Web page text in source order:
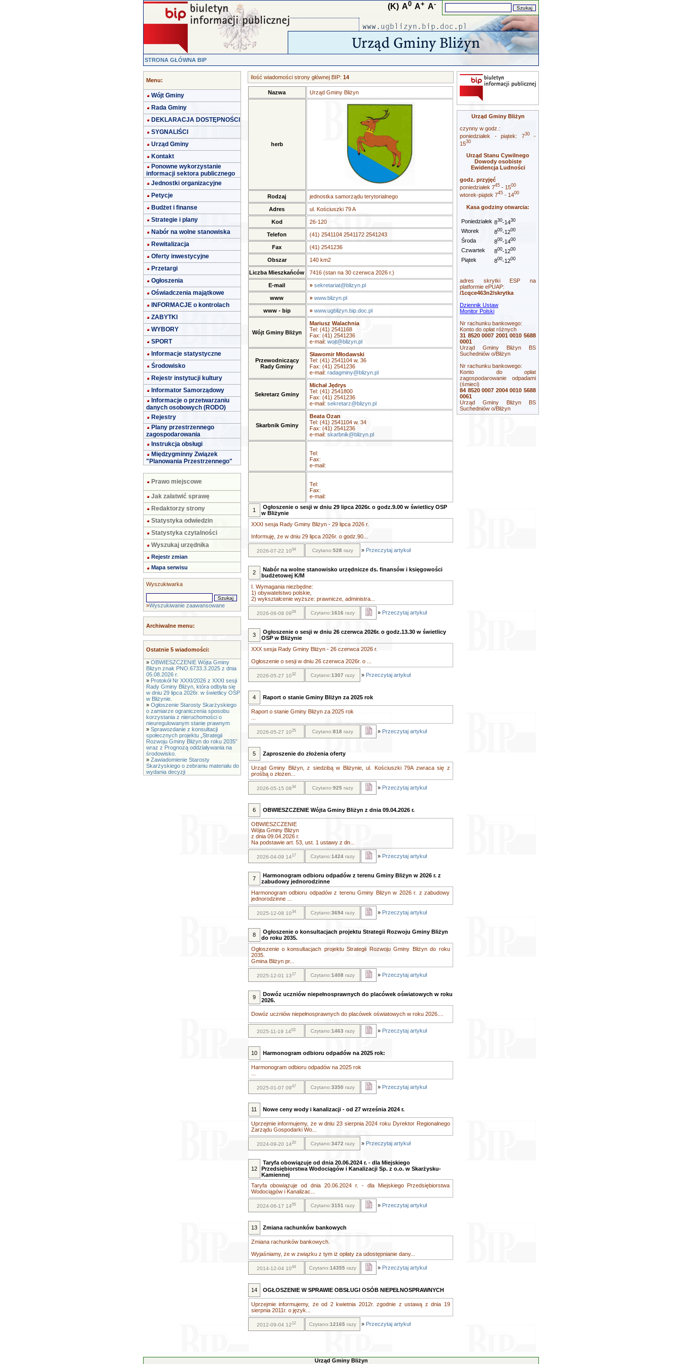
(K) A0 A+ A-
STRONA GŁÓWNA BIP
Menu:
Wójt Gminy
Rada Gminy
DEKLARACJA DOSTĘPNOŚCI
SYGNALIŚCI
Urząd Gminy
Kontakt
Ponowne wykorzystanie
informacji sektora publicznego
Jednostki organizacyjne
Petycje
Budżet i finanse
Strategie i plany
Nabór na wolne stanowiska
Rewitalizacja
Oferty inwestycyjne
Przetargi
Ogłoszenia
Oświadczenia majątkowe
INFORMACJE o kontrolach
ZABYTKI
WYBORY
SPORT
Informacje statystyczne
Środowisko
Rejestr instytucji kultury
Informator Samorządowy
Informacje o przetwarzaniu
danych osobowych (RODO)
Rejestry
Plany przestrzennego
zagospodarowania
Instrukcja obsługi
Międzygminny Związek
"Planowania Przestrzennego"
Prawo miejscowe
Jak załatwić sprawę
Redaktorzy strony
Statystyka odwiedzin
Statystyka czytalności
Wyszukaj urzędnika
Rejestr zmian
Mapa serwisu
Wyszukiwarka
»Wyszukiwanie zaawansowane
Archiwalne menu:
Ostatnie 5 wiadomości:
» OBWIESZCZENIE Wójta Gminy
Bliżyn znak PNO.6733.3.2025 z dnia
05.08.2026 r.
» Protokół Nr XXXI/2026 z XXXI sesji
Rady Gminy Bliżyn, która odbyła się
w dniu 29 lipca 2026r. w świetlicy OSP
w Bliżynie.
» Ogłoszenie Starosty Skarżyskiego
o zamiarze ograniczenia sposobu
korzystania z nieruchomości o
nieuregulowanym stanie prawnym
» Sprawozdanie z konsultacji
społecznych projektu „Strategii
Rozwoju Gminy Bliżyn do roku 2035”
wraz z Prognozą oddziaływania na
środowisko.
» Zawiadomienie Starosty
Skarżyskiego o zebraniu materiału do
wydania decyzji
Ilość wiadomości strony głównej BIP: 14
Nazwa Urząd Gminy Bliżyn
herb
Rodzaj jednostka samorządu terytorialnego
Adres ul. Kościuszki 79 A
Kod 26-120
Telefon (41) 2541104 2541172 2541243
Fax (41) 2541236
Obszar 140 km2
Liczba Mieszkańców 7416 (stan na 30 czerwca 2026 r.)
E-mail » sekretariat@blizyn.pl
www » www.blizyn.pl
www - bip » www.ugblizyn.bip.doc.pl
Wójt Gminy Bliżyn
Mariusz Walachnia
Tel: (41) 2541168
Fax: (41) 2541236
e-mail: wojt@blizyn.pl
Przewodniczący
Rady Gminy
Sławomir Młodawski
Tel: (41) 2541104 w. 36
Fax: (41) 2541236
e-mail: radagminy@blizyn.pl
Sekretarz Gminy
Michał Jędrys
Tel: (41) 2541800
Fax: (41) 2541236
e-mail: sekretarz@blizyn.pl
Skarbnik Gminy
Beata Ozan
Tel: (41) 2541104 w. 34
Fax: (41) 2541236
e-mail: skarbnik@blizyn.pl
Tel:
Fax:
e-mail:
Tel:
Fax:
e-mail:
1
Ogłoszenie o sesji w dniu 29 lipca 2026r. o godz.9.00 w świetlicy OSP
w Bliżynie
XXXI sesja Rady Gminy Bliżyn - 29 lipca 2026 r.
Informuję, że w dniu 29 lipca 2026r. o godz.90...
2026-07-22 1004 Czytano:528 razy » Przeczytaj artykuł
2
Nabór na wolne stanowisko urzędnicze ds. finansów i księgowości
budżetowej K/M
I. Wymagania niezbędne:
1) obywatelstwo polskie,
2) wykształcenie wyższe: prawnicze, administra...
2026-06-08 0909 Czytano:1616 razy » Przeczytaj artykuł
3
Ogłoszenie o sesji w dniu 26 czerwca 2026r. o godz.13.30 w świetlicy
OSP w Bliżynie
XXX sesja Rady Gminy Bliżyn - 26 czerwca 2026 r.
Ogłoszenie o sesji w dniu 26 czerwca 2026r. o ...
2026-05-27 1032 Czytano:1307 razy » Przeczytaj artykuł
4 Raport o stanie Gminy Bliżyn za 2025 rok
Raport o stanie Gminy Bliżyn za 2025 rok
2026-05-27 1025 Czytano:818 razy » Przeczytaj artykuł
5 Zaproszenie do złożenia oferty
Urząd Gminy Bliżyn, z siedzibą w Bliżynie, ul. Kościuszki 79A zwraca się z
prośbą o złożen...
2026-05-15 0834 Czytano:925razy » Przeczytaj artykuł
6 OBWIESZCZENIE Wójta Gminy Bliżyn z dnia 09.04.2026 r.
OBWIESZCZENIE
Wójta Gminy Bliżyn
z dnia 09.04.2026 r.
Na podstawie art. 53, ust. 1 ustawy z dn...
2026-04-09 1417 Czytano:1424razy » Przeczytaj artykuł
7
Harmonogram odbioru odpadów z terenu Gminy Bliżyn w 2026 r. z
zabudowy jednorodzinne
Harmonogram odbioru odpadów z terenu Gminy Bliżyn w 2026 r. z zabudowy
jednorodzinne ...
2025-12-08 1034 Czytano:3694razy » Przeczytaj artykuł
8
Ogłoszenie o konsultacjach projektu Strategii Rozwoju Gminy Bliżyn
do roku 2035.
Ogłoszenie o konsultacjach projektu Strategii Rozwoju Gminy Bliżyn do roku
2035.
Gmina Bliżyn pr...
2025-12-01 1317 Czytano:1408 razy » Przeczytaj artykuł
9
Dowóz uczniów niepełnosprawnych do placówek oświatowych w roku
2026.
Dowóz uczniów niepełnosprawnych do placówek oświatowych w roku 2026....
2025-11-19 1403 Czytano:1463 razy » Przeczytaj artykuł
10 Harmonogram odbioru odpadów na 2025 rok:
Harmonogram odbioru odpadów na 2025 rok
2025-01-07 0947 Czytano:3350 razy » Przeczytaj artykuł
11 Nowe ceny wody i kanalizacji - od 27 września 2024 r.
Uprzejmie informujemy, że w dniu 23 sierpnia 2024 roku Dyrektor Regionalnego
Zarządu Gospodarki Wo...
2024-09-20 1420 Czytano:3472 razy » Przeczytaj artykuł
12
Taryfa obowiązuje od dnia 20.06.2024 r. - dla Miejskiego
Przedsiębiorstwa Wodociągów i Kanalizacji Sp. z o.o. w Skarżysku-
Kamiennej
Taryfa obowiązuje od dnia 20.06.2024 r. - dla Miejskiego Przedsiębiorstwa
Wodociągów i Kanalizac...
2024-06-17 1405 Czytano:3151 razy » Przeczytaj artykuł
13 Zmiana rachunków bankowych
Zmiana rachunków bankowych.
Wyjaśniamy, że w związku z tym iż opłaty za udostępnianie dany...
2014-12-04 1044 Czytano:14355razy » Przeczytaj artykuł
14 OGŁOSZENIE W SPRAWIE OBSŁUGI OSÓB NIEPEŁNOSPRAWNYCH
Uprzejmie informujemy, że od 2 kwietnia 2012r. zgodnie z ustawą z dnia 19
sierpnia 2011r. o język...
2012-09-04 1212 Czytano:12165razy » Przeczytaj artykuł
Urząd Gminy Bliżyn
czynny w godz.:
poniedziałek - piątek: 730-
1530
Urząd Stanu Cywilnego
Dowody osobiste
Ewidencja Ludności
godz. przyjęć
poniedziałek 745 - 1500
wtorek-piątek 745 - 1400
Kasa godziny otwarcia:
Poniedziałek 830-1430
Wtorek 800-1200
Środa 800-1400
Czwartek 800-1200
Piątek 800-1200
adres skrytki ESP na
platformie ePUAP:
/1cqce463n2/skrytka
Dziennik Ustaw
Monitor Polski
Nr rachunku bankowego:
Konto do opłat różnych
31 8520 0007 2001 0010 5688
0001
Urząd Gminy Bliżyn BS
Suchedniów o/Bliżyn
Nr rachunku bankowego:
Konto do opłat
zagospodarowanie odpadami
(śmieci)
84 8520 0007 2004 0010 5688
0061
Urząd Gminy Bliżyn BS
Suchedniów o/Bliżyn
Urząd Gminy Bliżyn